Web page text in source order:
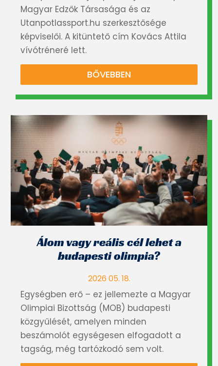
Magyar Edzők Társasága és az
Utanpotlassport.hu szerkesztősége
képviselői. A kitüntető cím Kovács Attila
vívótréneré lett.
BŐVEBBEN
Álom vagy reális cél lehet a
budapesti olimpia?
2026 05. 18.
Egységben erő – ez jellemezte a Magyar
Olimpiai Bizottság (MOB) budapesti
közgyűlését, amelyen minden
beszámolót egységesen elfogadott a
tagság, még tartózkodó sem volt.